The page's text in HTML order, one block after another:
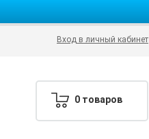
Вход в личный кабинет
0 товаров